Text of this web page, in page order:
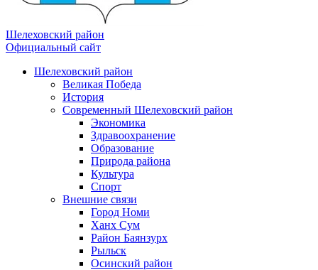
Шелеховский район
Официальный сайт
Шелеховский район
Великая Победа
История
Современный Шелеховский район
Экономика
Здравоохранение
Образование
Природа района
Культура
Спорт
Внешние связи
Город Номи
Ханх Сум
Район Баянзурх
Рыльск
Осинский район